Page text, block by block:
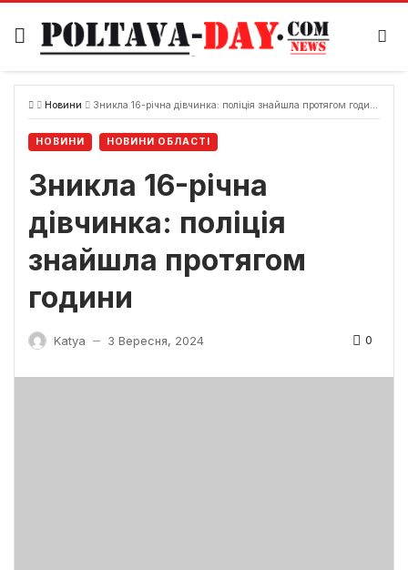
Skip
Новини Зникла 16-річна дівчинка: поліція знайшла протягом години
НОВИНИ НОВИНИ ОБЛАСТІ
Зникла 16-річна
дівчинка: поліція
знайшла протягом
години
Katya — 3 Вересня, 2024 0